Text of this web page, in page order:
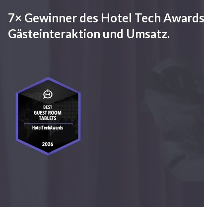
7× Gewinner des Hotel Tech
Gästeinteraktion und Umsatz.